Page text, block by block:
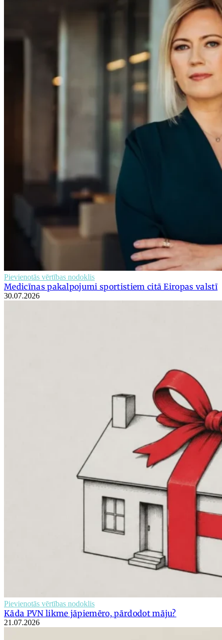
Pievienotās vērtības nodoklis
Medicīnas pakalpojumi sportistiem citā Eiropas valstī
30.07.2026
Pievienotās vērtības nodoklis
Kāda PVN likme jāpiemēro, pārdodot māju?
21.07.2026